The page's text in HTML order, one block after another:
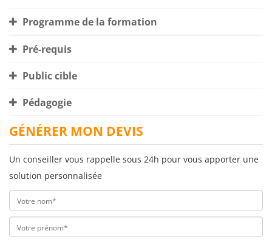
Programme de la formation
Pré-requis
Public cible
Pédagogie
GÉNÉRER MON DEVIS
Un conseiller vous rappelle sous 24h pour vous apporter une
solution personnalisée